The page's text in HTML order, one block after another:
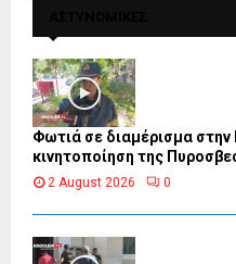
Φωτιά σε διαμέρισμα
κινητοποίηση της
2 August 2026 0